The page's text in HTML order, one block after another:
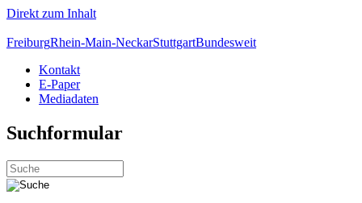
Direkt zum Inhalt
FreiburgRhein-Main-NeckarStuttgartBundesweit
Kontakt
E-Paper
Mediadaten
Suchformular